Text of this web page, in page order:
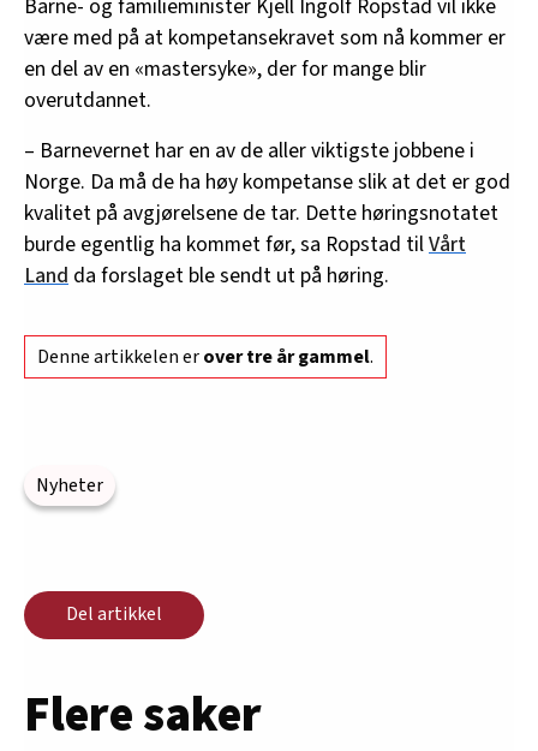
Barne- og familieminister Kjell Ingolf Ropstad vil ikke
være med på at kompetansekravet som nå kommer er
en del av en «mastersyke», der for mange blir
overutdannet.
– Barnevernet har en av de aller viktigste jobbene i
Norge. Da må de ha høy kompetanse slik at det er god
kvalitet på avgjørelsene de tar. Dette høringsnotatet
burde egentlig ha kommet før, sa Ropstad tilVårt
Land da forslaget ble sendt ut på høring.
Denne artikkelen erover tre år gammel.
Nyheter
Del artikkel
Flere saker